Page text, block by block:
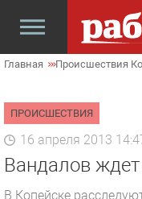
Главная Происшествия
ПРОИСШЕСТВИЯ
16 апреля 2013
Вандалов
В Копейске